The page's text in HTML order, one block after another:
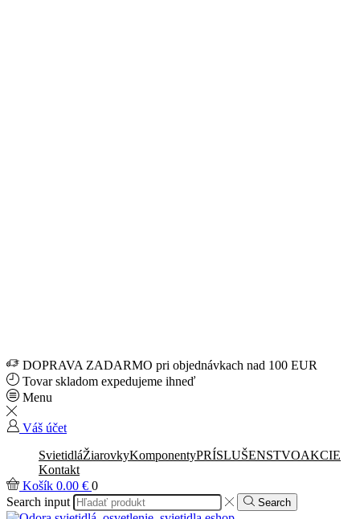
DOPRAVA ZADARMO pri objednávkach nad 100 EUR
Tovar skladom expedujeme ihneď
Menu
Váš účet
SvietidláŽiarovkyKomponentyPRÍSLUŠENSTVOAKCIE
Kontakt
Košík 0.00 € 0
Search input
Search